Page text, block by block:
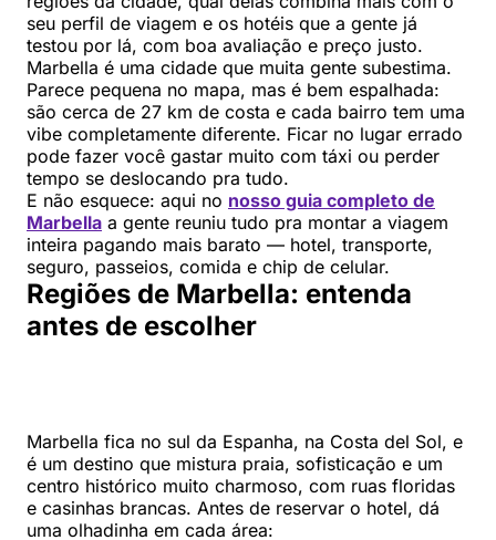
seu perfil de viagem e os hotéis que a gente já
testou por lá, com boa avaliação e preço justo.
Marbella é uma cidade que muita gente subestima.
Parece pequena no mapa, mas é bem espalhada:
são cerca de 27 km de costa e cada bairro tem uma
vibe completamente diferente. Ficar no lugar errado
pode fazer você gastar muito com táxi ou perder
tempo se deslocando pra tudo.
E não esquece: aqui no nosso guia completo de
Marbella a gente reuniu tudo pra montar a viagem
inteira pagando mais barato — hotel, transporte,
seguro, passeios, comida e chip de celular.
Regiões de Marbella: entenda
antes de escolher
Marbella fica no sul da Espanha, na Costa del Sol, e
é um destino que mistura praia, sofisticação e um
centro histórico muito charmoso, com ruas floridas
e casinhas brancas. Antes de reservar o hotel, dá
uma olhadinha em cada área: